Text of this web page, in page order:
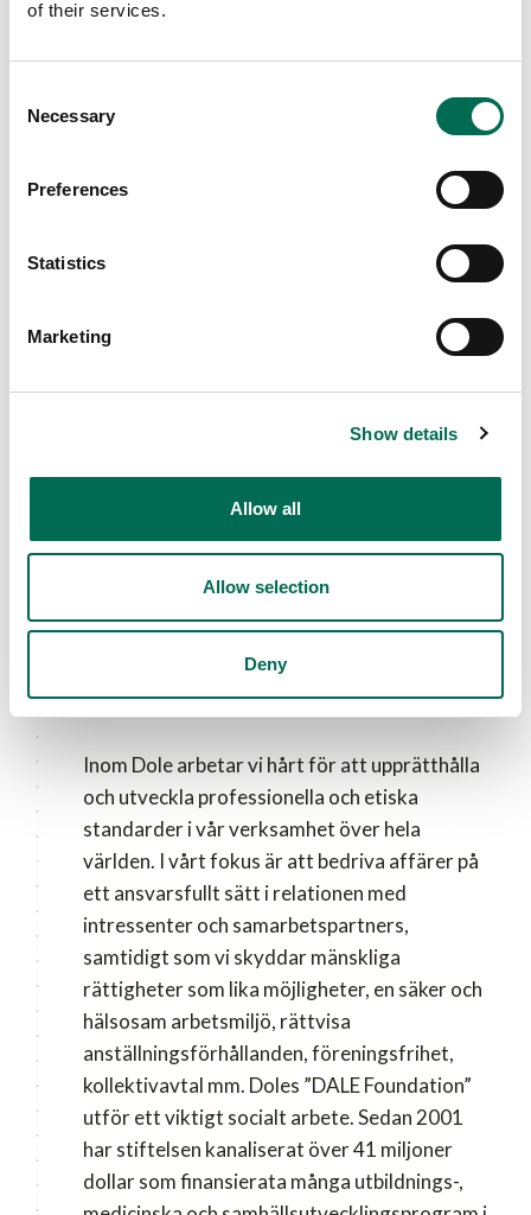
of their services.
Selection
Necessary
Preferences
Statistics
Marketing
Show details
Allow all
Allow selection
Deny
marknadsföring vill vi inspirera
återvinnings- eller komposterbara material
För människan
Dole Foundation
Inom Dole arbetar vi hårt för att upprätthålla
och utveckla professionella och etiska
standarder i vår verksamhet över hela
världen. I vårt fokus är att bedriva affärer på
ett ansvarsfullt sätt i relationen med
intressenter och samarbetspartners,
samtidigt som vi skyddar mänskliga
rättigheter som lika möjligheter, en säker och
hälsosam arbetsmiljö, rättvisa
anställningsförhållanden, föreningsfrihet,
kollektivavtal mm. Doles ”DALE Foundation”
utför ett viktigt socialt arbete. Sedan 2001
har stiftelsen kanaliserat över 41 miljoner
dollar som finansierata många utbildnings-,